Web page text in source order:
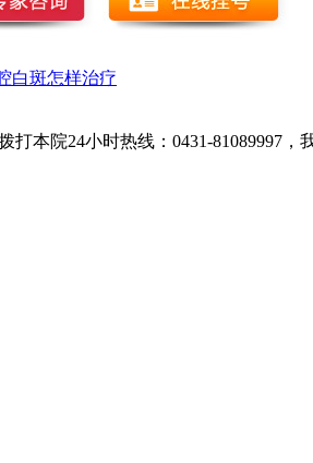
白斑怎样治疗
打本院24小时热线：0431-81089997